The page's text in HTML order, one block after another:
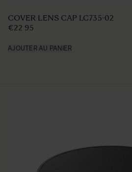
COVER LENS CAP LC735-02
€22 95
AJOUTER AU PANIER